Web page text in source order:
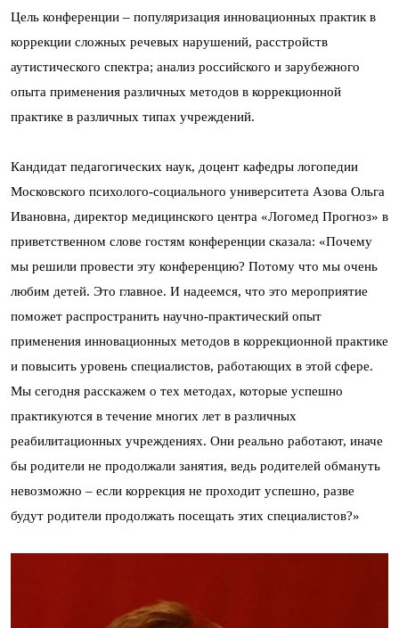
Цель конференции – популяризация инновационных практик в
коррекции сложных речевых нарушений, расстройств
аутистического спектра; анализ российского и зарубежного
опыта применения различных методов в коррекционной
практике в различных типах учреждений.
Кандидат педагогических наук, доцент кафедры логопедии
Московского психолого-социального университета Азова Ольга
Ивановна, директор медицинского центра «Логомед Прогноз» в
приветственном слове гостям конференции сказала: «Почему
мы решили провести эту конференцию? Потому что мы очень
любим детей. Это главное. И надеемся, что это мероприятие
поможет распространить научно-практический опыт
применения инновационных методов в коррекционной практике
и повысить уровень специалистов, работающих в этой сфере.
Мы сегодня расскажем о тех методах, которые успешно
практикуются в течение многих лет в различных
реабилитационных учреждениях. Они реально работают, иначе
бы родители не продолжали занятия, ведь родителей обмануть
невозможно – если коррекция не проходит успешно, разве
будут родители продолжать посещать этих специалистов?»